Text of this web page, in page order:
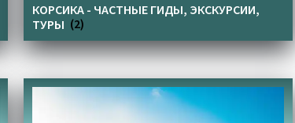
КОРСИКА - ЧАСТНЫЕ ГИДЫ, ЭКСКУРСИИ,
ТУРЫ (2)